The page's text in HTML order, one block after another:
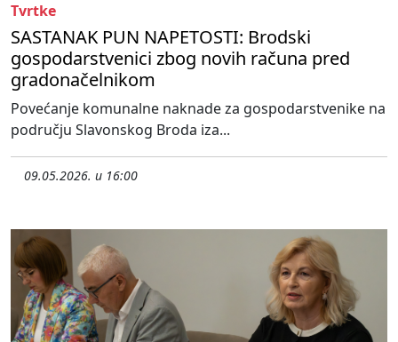
Tvrtke
SASTANAK PUN NAPETOSTI: Brodski
gospodarstvenici zbog novih računa pred
gradonačelnikom
Povećanje komunalne naknade za gospodarstvenike na
području Slavonskog Broda iza...
09.05.2026. u 16:00